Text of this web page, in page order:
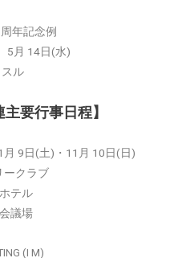
年記念例
日(水)
ル
主要行事日程】
大会
11月 10日(日)
ークラブ
テル
場
MEETING (I M)